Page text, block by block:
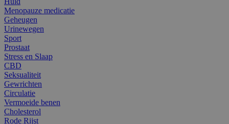
Menopauze medicatie
Geheugen
Urinewegen
Sport
Prostaat
Stress en Slaap
CBD
Seksualiteit
Gewrichten
Circulatie
Vermoeide benen
Cholesterol
Rode Rijst